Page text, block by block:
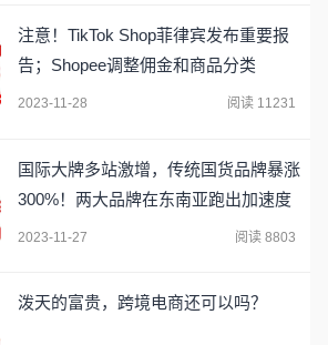
注意！TikTok Shop菲律宾发布重要报
告；Shopee调整佣金和商品分类
2023-11-28 阅读 11231
国际大牌多站激增，传统国货品牌暴涨
300%！两大品牌在东南亚跑出加速度
2023-11-27 阅读 8803
泼天的富贵，跨境电商还可以吗？